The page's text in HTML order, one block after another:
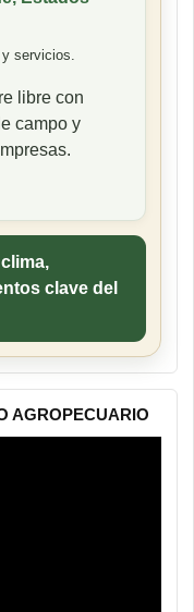
servicios.
libre con
campo y
clave del
AGROPECUARIO